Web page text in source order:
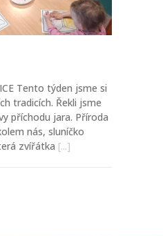
Tento týden jsme si
tradicích. Řekli jsme
příchodu jara. Příroda
nás, sluníčko
zvířátka [...]